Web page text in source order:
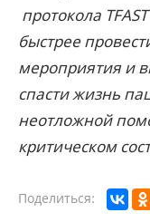
протокола
быстрее
мероприятия и
спасти жизнь
неотложной
критическом
Поделиться: